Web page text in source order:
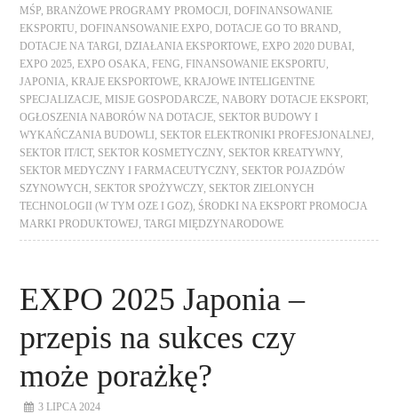
MŚP
BRANŻOWE PROGRAMY PROMOCJI
DOFINANSOWANIE
EKSPORTU
DOFINANSOWANIE EXPO DOTACJE GO TO BRAND
DOTACJE NA TARGI
DZIAŁANIA EKSPORTOWE EXPO 2020 DUBAI
EXPO 2025
EXPO OSAKA FENG FINANSOWANIE EKSPORTU
JAPONIA
KRAJE EKSPORTOWE
KRAJOWE INTELIGENTNE
SPECJALIZACJE
MISJE GOSPODARCZE NABORY DOTACJE EKSPORT,
OGŁOSZENIA NABORÓW NA DOTACJE SEKTOR BUDOWY I
WYKAŃCZANIA BUDOWLI
SEKTOR ELEKTRONIKI PROFESJONALNEJ
SEKTOR IT/ICT, SEKTOR KOSMETYCZNY SEKTOR KREATYWNY
SEKTOR MEDYCZNY I FARMACEUTYCZNY
SEKTOR POJAZDÓW
SZYNOWYCH
SEKTOR SPOŻYWCZY
SEKTOR ZIELONYCH
TECHNOLOGII (W TYM OZE I GOZ) ŚRODKI NA EKSPORT PROMOCJA
MARKI PRODUKTOWEJ ,TARGI MIĘDZYNARODOWE
EXPO 2025 Japonia –
przepis na sukces czy
może porażkę?
3 LIPCA 2024